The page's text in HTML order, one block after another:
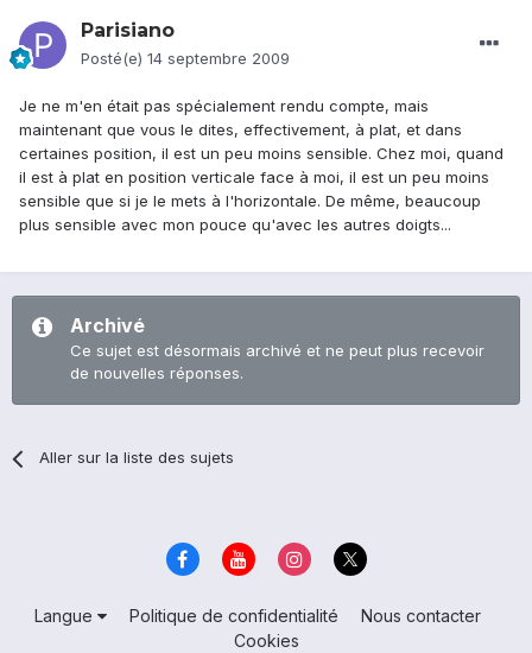
Parisiano
Posté(e) 14 septembre 2009
Je ne m'en était pas spécialement rendu compte, mais
maintenant que vous le dites, effectivement, à plat, et dans
certaines position, il est un peu moins sensible. Chez moi, quand
il est à plat en position verticale face à moi, il est un peu moins
sensible que si je le mets à l'horizontale. De même, beaucoup
plus sensible avec mon pouce qu'avec les autres doigts...
Archivé
Ce sujet est désormais archivé et ne peut plus recevoir
de nouvelles réponses.
Aller sur la liste des sujets
Langue Politique de confidentialité
Nous contacter
Cookies